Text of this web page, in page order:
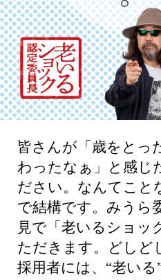
皆さんが「歳をとっ
わったなぁ」と感じ
ださい。なんてこと
で結構です。みうら
見で「老いるショッ
ただきます。どしど
採用者には、“老い